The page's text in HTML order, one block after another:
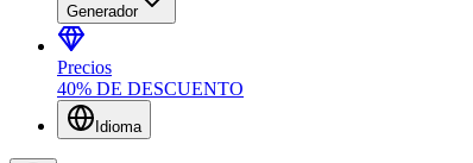
Generador
Precios
40% DE DESCUENTO
Idioma